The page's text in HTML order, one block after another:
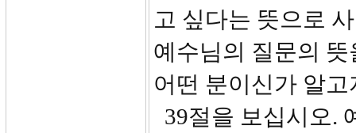
고 싶다는 뜻으로
예수님의 질문의
어떤 분이신가 알
39절을 보십시오.